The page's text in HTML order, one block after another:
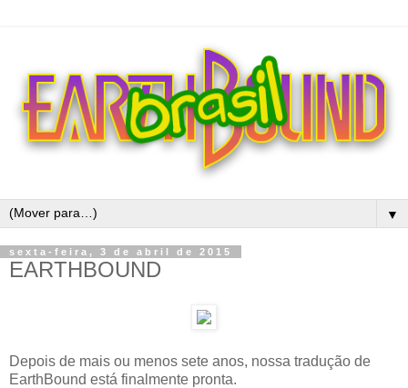
▼
sexta-feira, 3 de abril de 2015
EARTHBOUND
Depois de mais ou menos sete anos, nossa tradução de
EarthBound está finalmente pronta.